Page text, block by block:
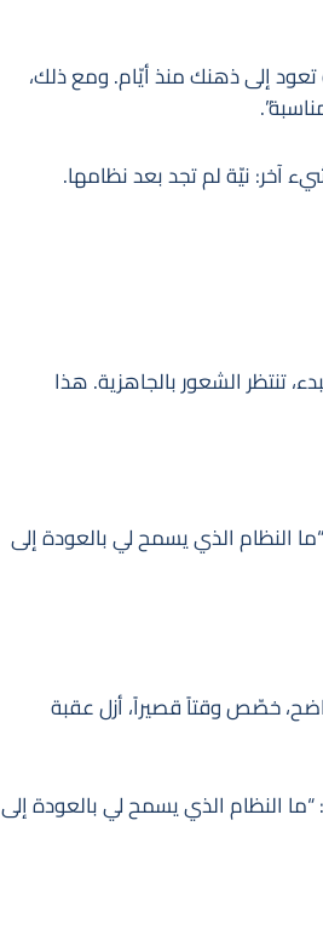
إلى ذهنك منذ أيّام. ومع ذلك،
آخر: نيّة لم تجد بعد نظامها.
تنتظر الشعور بالجاهزية. هذا
النظام الذي يسمح لي بالعودة إلى
خصّص وقتاً قصيراً، أزل عقبة
النظام الذي يسمح لي بالعودة إلى